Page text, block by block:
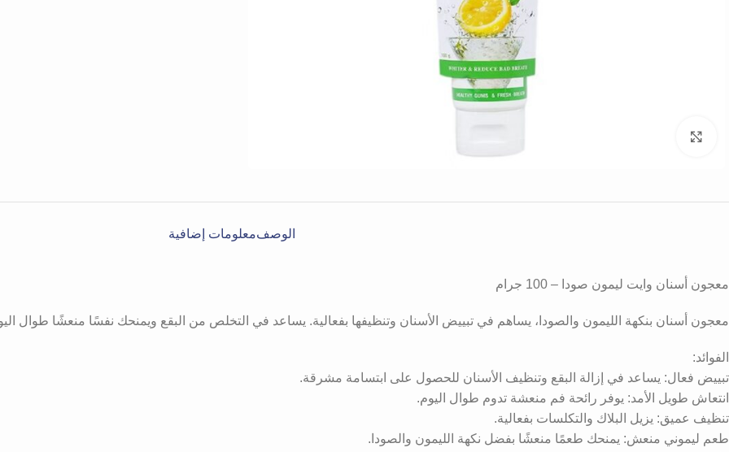
الوصفمعلومات إضافية
معجون أسنان وايت ليمون صودا – 100 جرام
معجون أسنان بنكهة الليمون والصودا، يساهم في تبييض الأسنان وتنظيفها بفعالية. يساعد في التخلص من البقع ويمنحك نفسًا منعشًا طوال
الفوائد:
تبييض فعال: يساعد في إزالة البقع وتنظيف الأسنان للحصول على ابتسامة مشرقة.
انتعاش طويل الأمد: يوفر رائحة فم منعشة تدوم طوال اليوم.
تنظيف عميق: يزيل البلاك والتكلسات بفعالية.
طعم ليموني منعش: يمنحك طعمًا منعشًا بفضل نكهة الليمون والصودا.